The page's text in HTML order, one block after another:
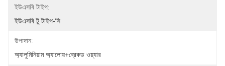
ইউএসবি টাইপ:
ইউএসবি টু টাইপ-সি
উপাদান:
অ্যালুমিনিয়াম অ্যালোয়+ব্রেকড ওয়্যার